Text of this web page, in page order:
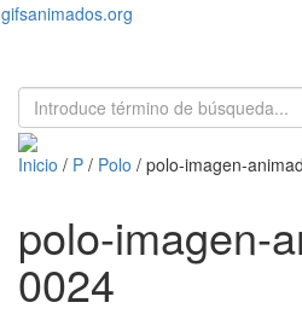
gifsanimados.org
Inicio / P / Polo / polo-imagen-
polo-imagen-
0024